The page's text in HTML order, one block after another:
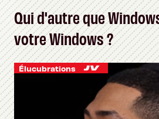
Qui d'autre que
votre Windows ?
Élucubrations